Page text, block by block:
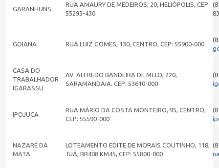
GARANHUNS
RUA AMAURY DE MEDEIROS, 20, HELIÓPOLIS, CEP:
55295-430
GOIANA RUA LUIZ GOMES, 130, CENTRO, CEP: 55900-000
CASA DO
TRABALHADOR
IGARASSU
AV. ALFREDO BANDEIRA DE MELO, 220,
SARAMANDAIA. CEP: 53610-000
IPOJUCA
RUA MÁRIO DA COSTA MONTEIRO, 95, CENTRO,
CEP: 55590-000
NAZARÉ DA
MATA
LOTEAMENTO EDITE DE MORAIS COUTINHO, 118,
JUÁ, BR408 KM45, CEP: 55800-000